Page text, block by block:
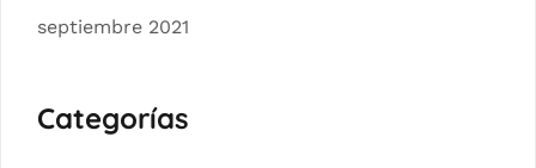
septiembre 2021
Categorías